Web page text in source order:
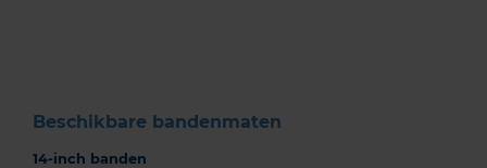
Beschikbare bandenmaten
14-inch banden